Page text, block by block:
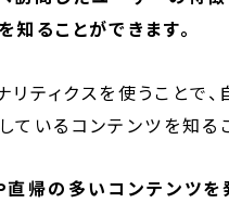
知ることができます。
ティクスを使うことで
ているコンテンツを知る
直帰の多いコンテンツを